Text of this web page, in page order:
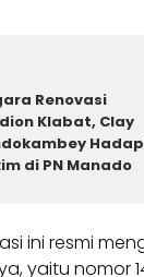
Renovasi
Klabat, Clay
di PN Manado
ini resmi
yaitu nomor